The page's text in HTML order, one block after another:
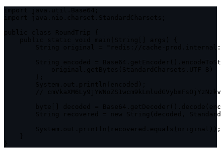
String original = "redis://cache-
String encoded =
//
byte[] decoded =
String recovered = new String(decoded,